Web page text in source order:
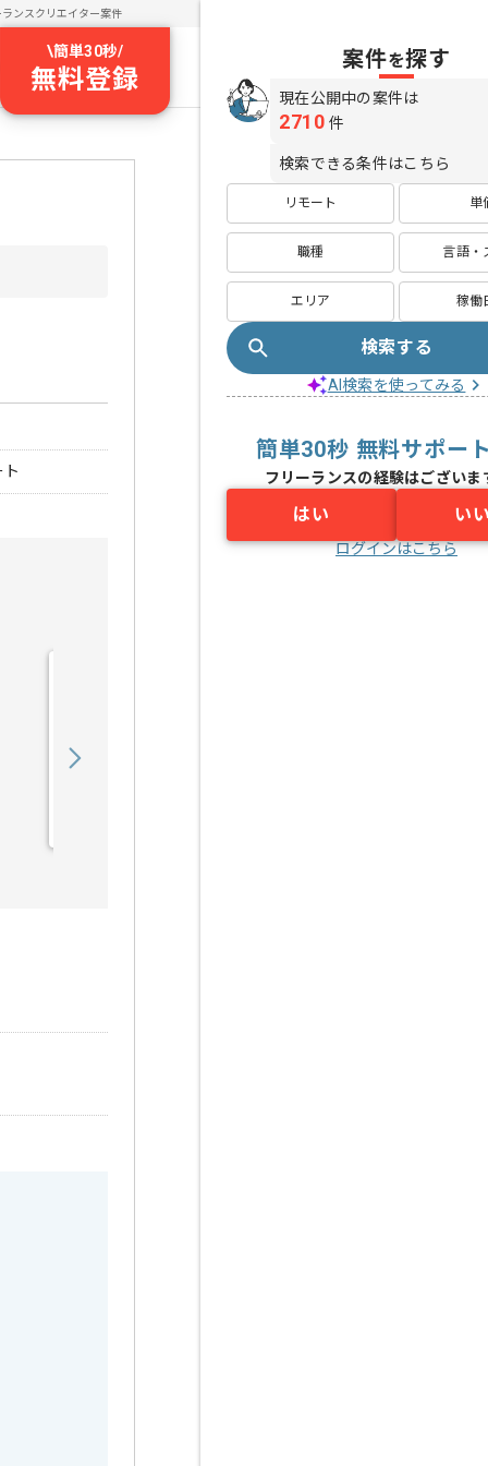
ランスクリエイター案件
\簡単30秒/
無料登録
案件を探す
現在公開中の案件は
2710 件
検索できる条件はこちら
リモート 単
職種 言語・
エリア 稼働
検索する
AI検索を使ってみる
簡単30秒 無料サポー
フリーランスの経験はございま
はい い
ログインはこちら